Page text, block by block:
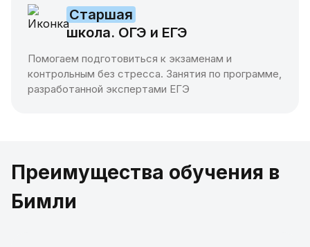
Старшая
школа. ОГЭ и ЕГЭ
Помогаем подготовиться к экзаменам и
контрольным без стресса. Занятия по программе,
разработанной экспертами ЕГЭ
Преимущества обучения в
Бимли